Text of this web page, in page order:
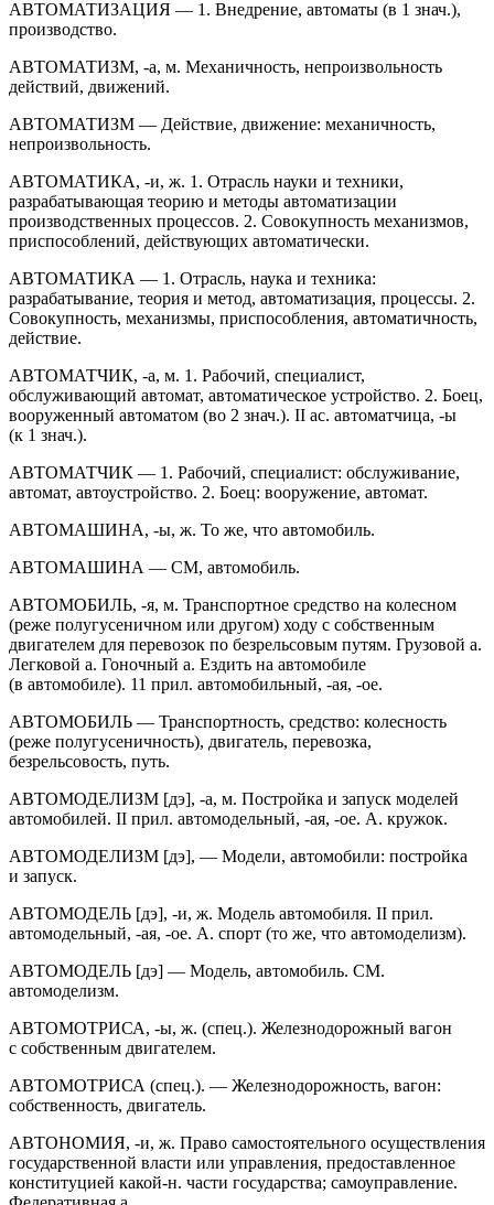
АВТОМАТИЗАЦИЯ — 1. Внедрение, автоматы (в 1 знач.),
производство.
АВТОМАТИЗМ, -а, м. Механичность, непроизвольность
действий, движений.
АВТОМАТИЗМ — Действие, движение: механичность,
непроизвольность.
АВТОМАТИКА, -и, ж. 1. Отрасль науки и техники,
разрабатывающая теорию и методы автоматизации
производственных процессов. 2. Совокупность механизмов,
приспособлений, действующих автоматически.
АВТОМАТИКА — 1. Отрасль, наука и техника:
разрабатывание, теория и метод, автоматизация, процессы. 2.
Совокупность, механизмы, приспособления, автоматичность,
действие.
АВТОМАТЧИК, -а, м. 1. Рабочий, специалист,
обслуживающий автомат, автоматическое устройство. 2. Боец,
вооруженный автоматом (во 2 знач.). II ас. автоматчица, -ы
(к 1 знач.).
АВТОМАТЧИК — 1. Рабочий, специалист: обслуживание,
автомат, автоустройство. 2. Боец: вооружение, автомат.
АВТОМАШИНА, -ы, ж. То же, что автомобиль.
АВТОМАШИНА — СМ, автомобиль.
АВТОМОБИЛЬ, -я, м. Транспортное средство на колесном
(реже полугусеничном или другом) ходу с собственным
двигателем для перевозок по безрельсовым путям. Грузовой а.
Легковой а. Гоночный а. Ездить на автомобиле
(в автомобиле). 11 прил. автомобильный, -ая, -ое.
АВТОМОБИЛЬ — Транспортность, средство: колесность
(реже полугусеничность), двигатель, перевозка,
безрельсовость, путь.
АВТОМОДЕЛИЗМ [дэ], -а, м. Постройка и запуск моделей
автомобилей. II прил. автомодельный, -ая, -ое. А. кружок.
АВТОМОДЕЛИЗМ [дэ], — Модели, автомобили: постройка
и запуск.
АВТОМОДЕЛЬ [дэ], -и, ж. Модель автомобиля. II прил.
автомодельный, -ая, -ое. А. спорт (то же, что автомоделизм).
АВТОМОДЕЛЬ [дэ] — Модель, автомобиль. СМ.
автомоделизм.
АВТОМОТРИСА, -ы, ж. (спец.). Железнодорожный вагон
с собственным двигателем.
АВТОМОТРИСА (спец.). — Железнодорожность, вагон:
собственность, двигатель.
АВТОНОМИЯ, -и, ж. Право самостоятельного осуществления
государственной власти или управления, предоставленное
конституцией какой-н. части государства; самоуправление.